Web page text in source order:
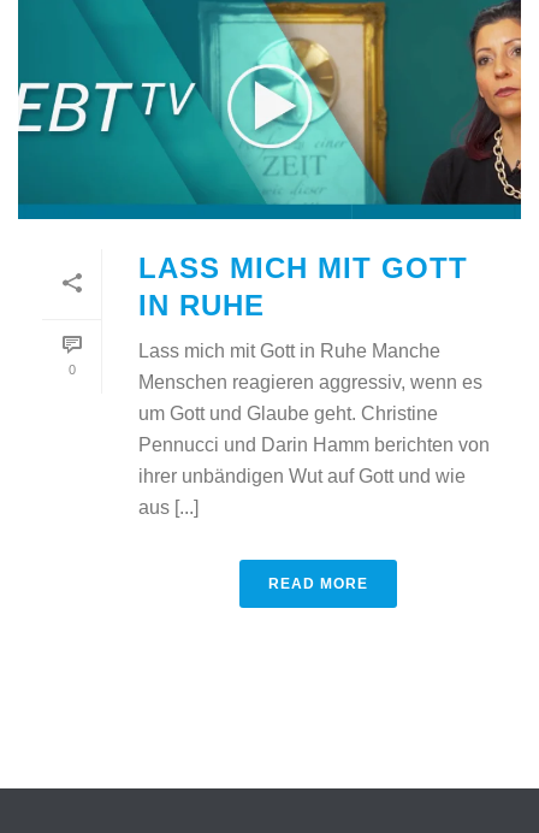
0
LASS MICH MIT GOTT
IN RUHE
Lass mich mit Gott in Ruhe Manche
Menschen reagieren aggressiv, wenn es
um Gott und Glaube geht. Christine
Pennucci und Darin Hamm berichten von
ihrer unbändigen Wut auf Gott und wie
aus [...]
READ MORE